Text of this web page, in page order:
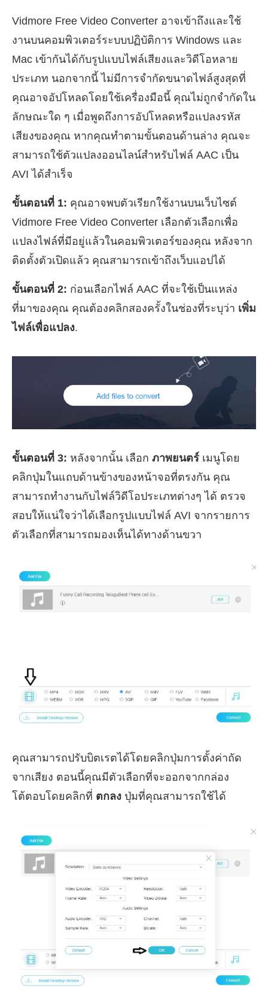
Vidmore Free Video Converter อาจเข้าถึงและใช้
งานบนคอมพิวเตอร์ระบบปฏิบัติการ Windows และ
Mac เข้ากันได้กับรูปแบบไฟล์เสียงและวิดีโอหลาย
ประเภท นอกจากนี้ ไม่มีการจำกัดขนาดไฟล์สูงสุดที่
คุณอาจอัปโหลดโดยใช้เครื่องมือนี้ คุณไม่ถูกจำกัดใน
ลักษณะใด ๆ เมื่อพูดถึงการอัปโหลดหรือแปลงรหัส
เสียงของคุณ หากคุณทำตามขั้นตอนด้านล่าง คุณจะ
สามารถใช้ตัวแปลงออนไลน์สำหรับไฟล์ AAC เป็น
AVI ได้สำเร็จ
ขั้นตอนที่ 1: คุณอาจพบตัวเรียกใช้งานบนเว็บไซต์
Vidmore Free Video Converter เลือกตัวเลือกเพื่อ
แปลงไฟล์ที่มีอยู่แล้วในคอมพิวเตอร์ของคุณ หลังจาก
ติดตั้งตัวเปิดแล้ว คุณสามารถเข้าถึงเว็บแอปได้
ขั้นตอนที่ 2: ก่อนเลือกไฟล์ AAC ที่จะใช้เป็นแหล่ง
ที่มาของคุณ คุณต้องคลิกสองครั้งในช่องที่ระบุว่า เพิ่ม
ไฟล์เพื่อแปลง.
ขั้นตอนที่ 3: หลังจากนั้น เลือก ภาพยนตร์ เมนูโดย
คลิกปุ่มในแถบด้านข้างของหน้าจอที่ตรงกัน คุณ
สามารถทำงานกับไฟล์วิดีโอประเภทต่างๆ ได้ ตรวจ
สอบให้แน่ใจว่าได้เลือกรูปแบบไฟล์ AVI จากรายการ
ตัวเลือกที่สามารถมองเห็นได้ทางด้านขวา
คุณสามารถปรับบิตเรตได้โดยคลิกปุ่มการตั้งค่าถัด
จากเสียง ตอนนี้คุณมีตัวเลือกที่จะออกจากกล่อง
โต้ตอบโดยคลิกที่ ตกลง ปุ่มที่คุณสามารถใช้ได้